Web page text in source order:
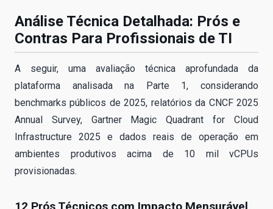
Análise Técnica Detalhada: Prós e
Contras Para Profissionais de TI
A seguir, uma avaliação técnica aprofundada da
plataforma analisada na Parte 1, considerando
benchmarks públicos de 2025, relatórios da CNCF 2025
Annual Survey, Gartner Magic Quadrant for Cloud
Infrastructure 2025 e dados reais de operação em
ambientes produtivos acima de 10 mil vCPUs
provisionadas.
12 Prós Técnicos com Impacto Mensurável